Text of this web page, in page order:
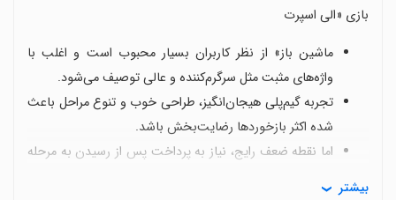
بازی «الی اسپرت
ماشین باز» از نظر کاربران بسیار محبوب است و اغلب با
واژه‌های مثبت مثل سرگرم‌کننده و عالی توصیف می‌شود.
تجربه گیم‌پلی هیجان‌انگیز، طراحی خوب و تنوع مراحل باعث
شده اکثر بازخوردها رضایت‌بخش باشد.
اما نقطه ضعف رایج، نیاز به پرداخت پس از رسیدن به مرحله
بیشتر